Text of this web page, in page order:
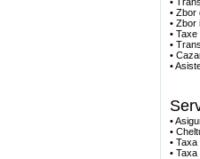
• Zbor
• Zbor
•
•
•
•
•
•
•
•